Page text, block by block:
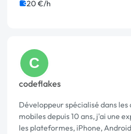
Animation 3D
20 €/h
C
codeflakes
Développeur spécialisé dans
mobiles depuis 10 ans, j'ai une
les plateformes, iPhone,